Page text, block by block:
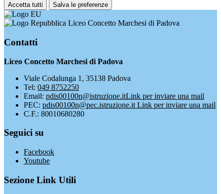
Accetta tutti Salva le preferenze
Liceo Concetto Marchesi di Padova
Contatti
Liceo Concetto Marchesi di Padova
Viale Codalunga 1, 35138 Padova
Tel: 049 8752250
Email: pdis00100n@istruzione.itLink per inviare una mail
PEC: pdis00100n@pec.istruzione.it Link per inviare una mail
C.F.: 80010680280
Seguici su
Facebook
Youtube
Sezione Link Utili